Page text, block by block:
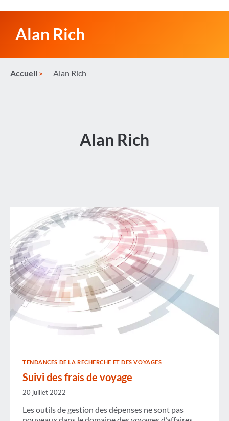
Alan Rich
Accueil Alan Rich
Alan Rich
TENDANCES DE LA RECHERCHE ET DES VOYAGES
Suivi des frais de voyage
20 juillet 2022
Les outils de gestion des dépenses ne sont pas